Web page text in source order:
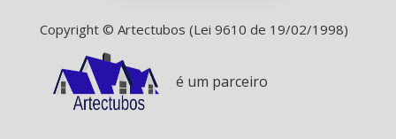
Copyright © Artectubos (Lei 9610 de 19/02/1998)
é um parceiro